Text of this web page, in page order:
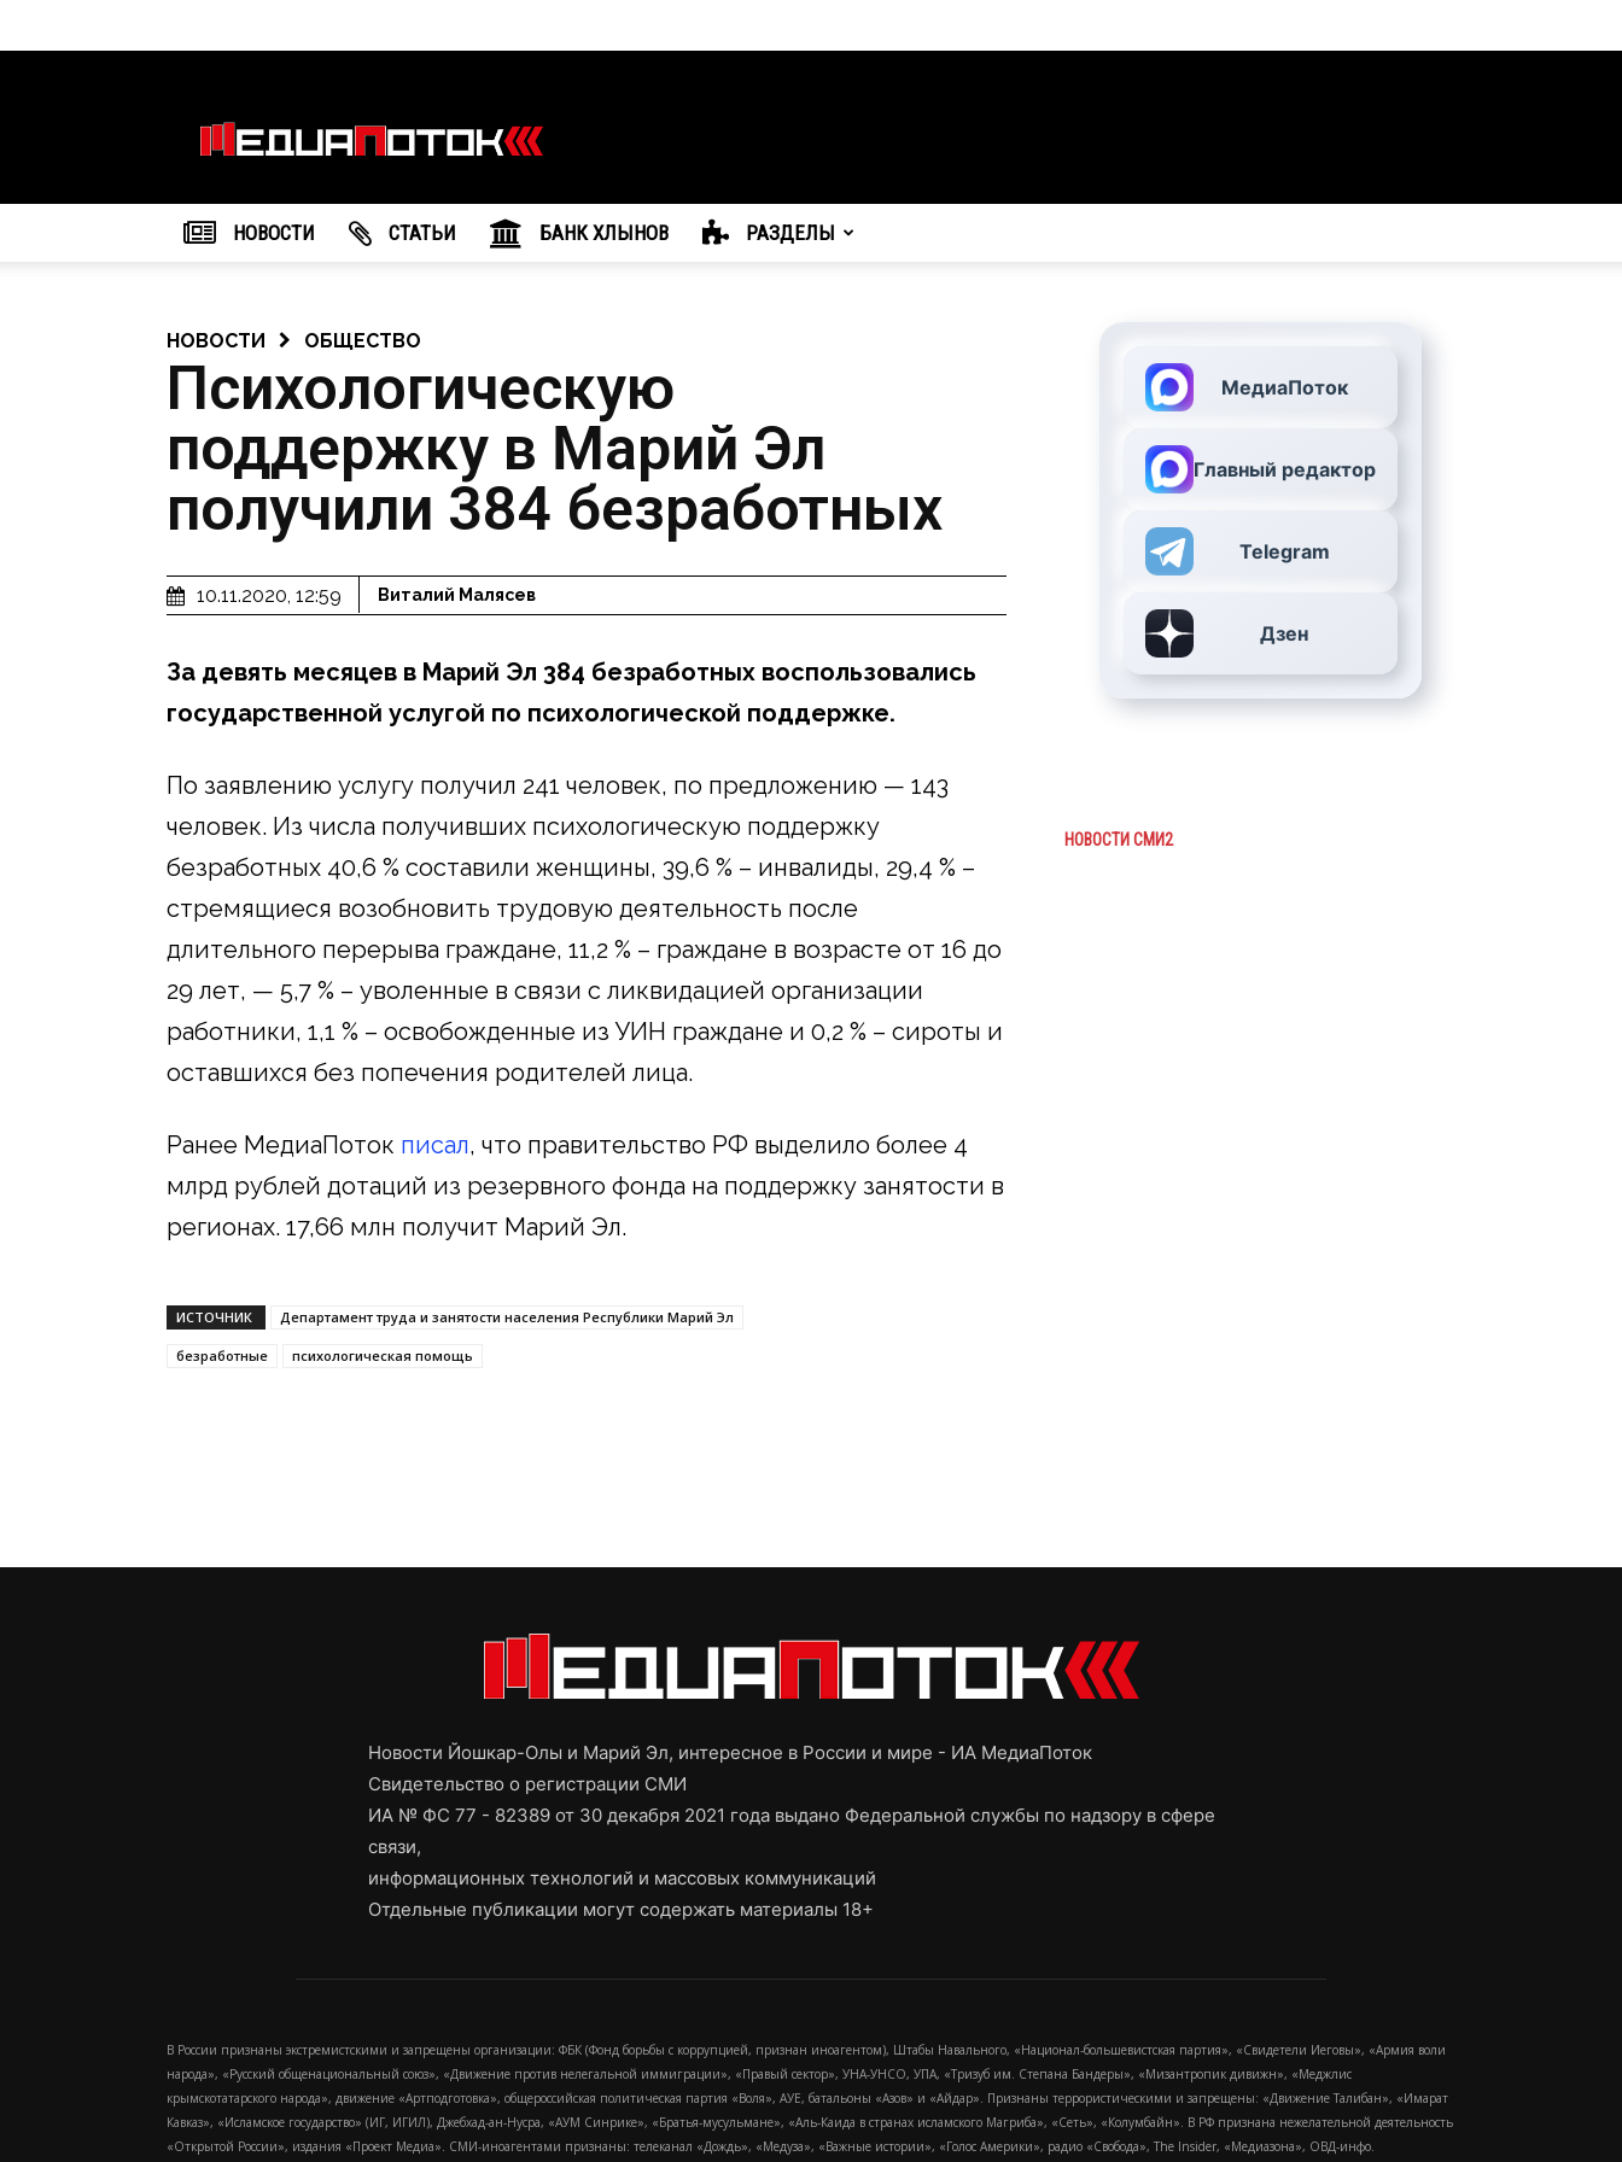
агентство
"МедиаПоток"
НОВОСТИ CТАТЬИ БАНК ХЛЫНОВ РАЗДЕЛЫ
НОВОСТИ ОБЩЕСТВО
Психологическую
поддержку в Марий Эл
получили 384 безработных
10.11.2020, 12:59 Виталий Малясев
За девять месяцев в Марий Эл 384 безработных воспользовались
государственной услугой по психологической поддержке.
По заявлению услугу получил 241 человек, по предложению — 143
человек. Из числа получивших психологическую поддержку
безработных 40,6 % составили женщины, 39,6 % – инвалиды, 29,4 % –
стремящиеся возобновить трудовую деятельность после
длительного перерыва граждане, 11,2 % – граждане в возрасте от 16 до
29 лет, — 5,7 % – уволенные в связи с ликвидацией организации
работники, 1,1 % – освобожденные из УИН граждане и 0,2 % – сироты и
оставшихся без попечения родителей лица.
Ранее МедиаПоток писал, что правительство РФ выделило более 4
млрд рублей дотаций из резервного фонда на поддержку занятости в
регионах. 17,66 млн получит Марий Эл.
ИСТОЧНИК Департамент труда и занятости населения Республики Марий Эл
безработные психологическая помощь
МедиаПоток
Главный редактор
Telegram
Дзен
НОВОСТИ СМИ2
Новости Йошкар-Олы и Марий Эл, интересное в России и мире - ИА МедиаПоток
Свидетельство о регистрации СМИ
ИА № ФС 77 - 82389 от 30 декабря 2021 года выдано Федеральной службы по надзору в сфере
связи,
информационных технологий и массовых коммуникаций
Отдельные публикации могут содержать материалы 18+
В России признаны экстремистскими и запрещены организации: ФБК (Фонд борьбы с коррупцией, признан иноагентом), Штабы Навального, «Национал-большевистская партия», «Свидетели Иеговы», «Армия воли
народа», «Русский общенациональный союз», «Движение против нелегальной иммиграции», «Правый сектор», УНА-УНСО, УПА, «Тризуб им. Степана Бандеры», «Мизантропик дивижн», «Меджлис
крымскотатарского народа», движение «Артподготовка», общероссийская политическая партия «Воля», АУЕ, батальоны «Азов» и «Айдар». Признаны террористическими и запрещены: «Движение Талибан», «Имарат
Кавказ», «Исламское государство» (ИГ, ИГИЛ), Джебхад-ан-Нусра, «АУМ Синрике», «Братья-мусульмане», «Аль-Каида в странах исламского Магриба», «Сеть», «Колумбайн». В РФ признана нежелательной деятельность
«Открытой России», издания «Проект Медиа». СМИ-иноагентами признаны: телеканал «Дождь», «Медуза», «Важные истории», «Голос Америки», радио «Свобода», The Insider, «Медиазона», ОВД-инфо.